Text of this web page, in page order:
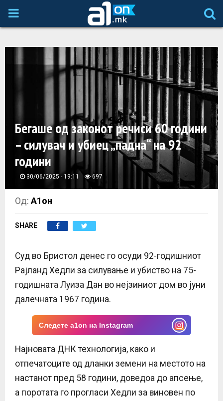
P
A
M
E
N
U
Бегаше од законот речиси 60 години
– силувач и убиец „падна“ на 92
години
30/06/2025 - 19:11 697
Од:А1он
SHARE
Суд во Бристол денес го осуди 92-годишниот
Рајланд Хедли за силување и убиство на 75-
годишната Луиза Дан во нејзиниот дом во јуни
далечната 1967 година.
Следете a1on на Instagram
Најновата ДНК технологија, како и
отпечатоците од дланки земени на местото на
настанот пред 58 години, доведоа до апсење,
а поротата го прогласи Хедли за виновен по